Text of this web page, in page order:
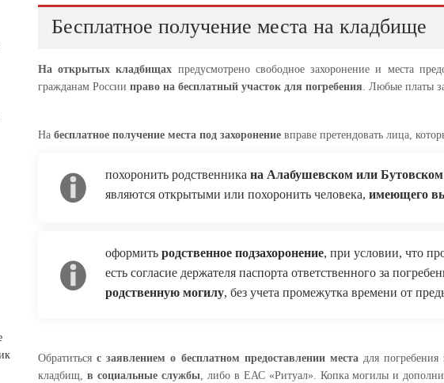
Бесплатное получение места на кладбище
На открытых кладбищах предусмотрено свободное захоронение и места
гражданам России право на бесплатный участок для погребения. Любые платы
На бесплатное получение места под захоронение вправе претендовать лица,
похоронить родственника на Алабушевском или
являются открытыми или похоронить человека, имеющего
оформить родственное подзахоронение, при условии, что
есть согласие держателя паспорта ответственного за
родственную могилу, без учета промежутка времени от
Обратитьсяс заявлением о бесплатном предоставлении местадля погребения
кладбищ, в социальные службы, либо в ЕАС «Ритуал». Копка могилы и